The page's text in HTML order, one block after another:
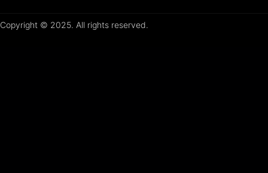
Copyright © 2025. All rights reserved.